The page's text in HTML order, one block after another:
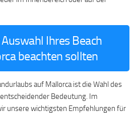
Ihres Beach
beachten sollten
auf Mallorca ist die Wahl des
Bedeutung. Im
unsere wichtigsten Empfehlungen für